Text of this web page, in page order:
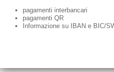
pagamenti interbancari
pagamenti QR
Informazione su IBAN e BIC/